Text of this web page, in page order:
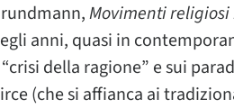
Movimenti
anni, quasi in
della ragione” e sui
(che si affianca ai